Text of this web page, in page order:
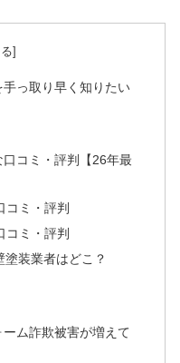
っ取り早く知りたい
コミ・評判【26年最
コミ・評判
コミ・評判
装業者はどこ？
ム詐欺被害が増えて